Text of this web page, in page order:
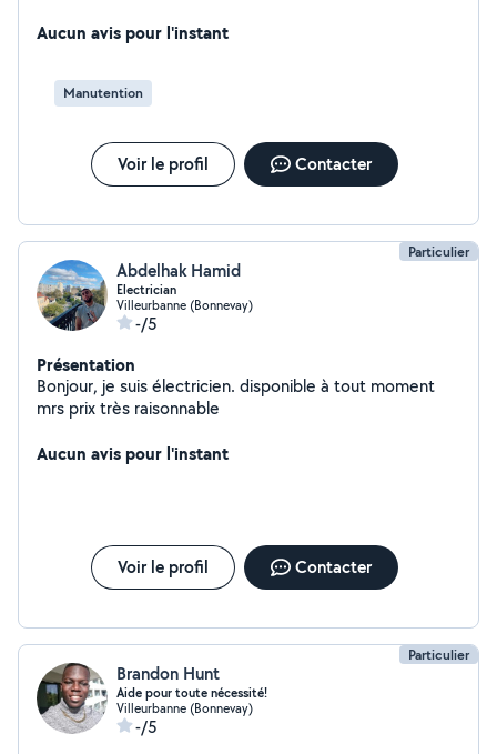
physiques ou démarche.
Aucun avis pour l'instant
Manutention
Voir le profil Contacter
Particulier
Abdelhak Hamid
Electrician
Villeurbanne (Bonnevay)
-/5
Présentation
Bonjour, je suis électricien. disponible à tout moment
mrs prix très raisonnable
Aucun avis pour l'instant
Voir le profil Contacter
Particulier
Brandon Hunt
Aide pour toute nécessité!
Villeurbanne (Bonnevay)
-/5